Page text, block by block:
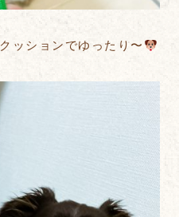
ッションでゆったり〜